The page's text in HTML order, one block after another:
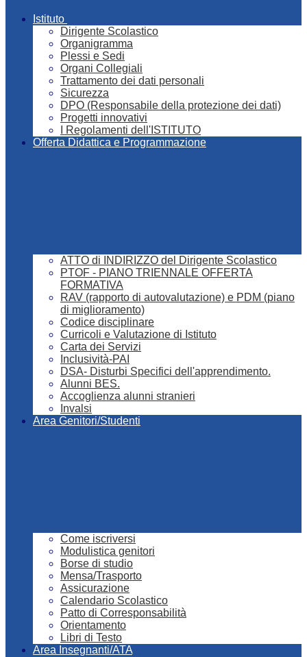
Istituto
Dirigente Scolastico
Organigramma
Plessi e Sedi
Organi Collegiali
Trattamento dei dati personali
Sicurezza
DPO (Responsabile della protezione dei dati)
Progetti innovativi
I Regolamenti dell'ISTITUTO
Offerta Didattica e Programmazione
ATTO di INDIRIZZO del Dirigente Scolastico
PTOF - PIANO TRIENNALE OFFERTA
FORMATIVA
RAV (rapporto di autovalutazione) e PDM (piano
di miglioramento)
Codice disciplinare
Curricoli e Valutazione di Istituto
Carta dei Servizi
Inclusività-PAI
DSA- Disturbi Specifici dell'apprendimento.
Alunni BES.
Accoglienza alunni stranieri
Invalsi
Area Genitori/Studenti
Come iscriversi
Modulistica genitori
Borse di studio
Mensa/Trasporto
Assicurazione
Calendario Scolastico
Patto di Corresponsabilità
Orientamento
Libri di Testo
Area Insegnanti/ATA